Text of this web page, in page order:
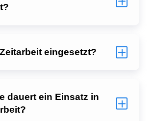
eingesetzt?
dauert ein Einsatz in